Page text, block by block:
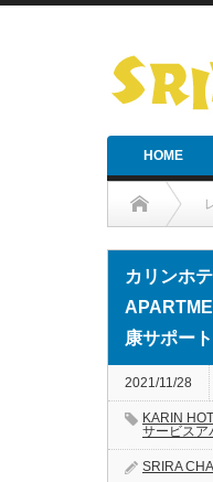
HOME
カリンホテ
カリンホ
康サポート
2021/11/28
KARIN
サービスア
SRIRA